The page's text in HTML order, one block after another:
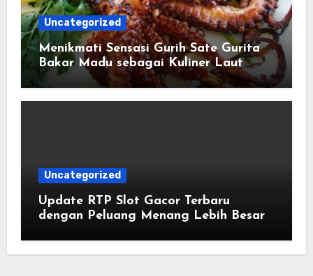
Uncategorized
Menikmati Sensasi Gurih Sate Gurita
Bakar Madu sebagai Kuliner Laut
yang Semakin Digemari Pecinta
Masakan Unik
Uncategorized
Update RTP Slot Gacor Terbaru
dengan Peluang Menang Lebih Besar